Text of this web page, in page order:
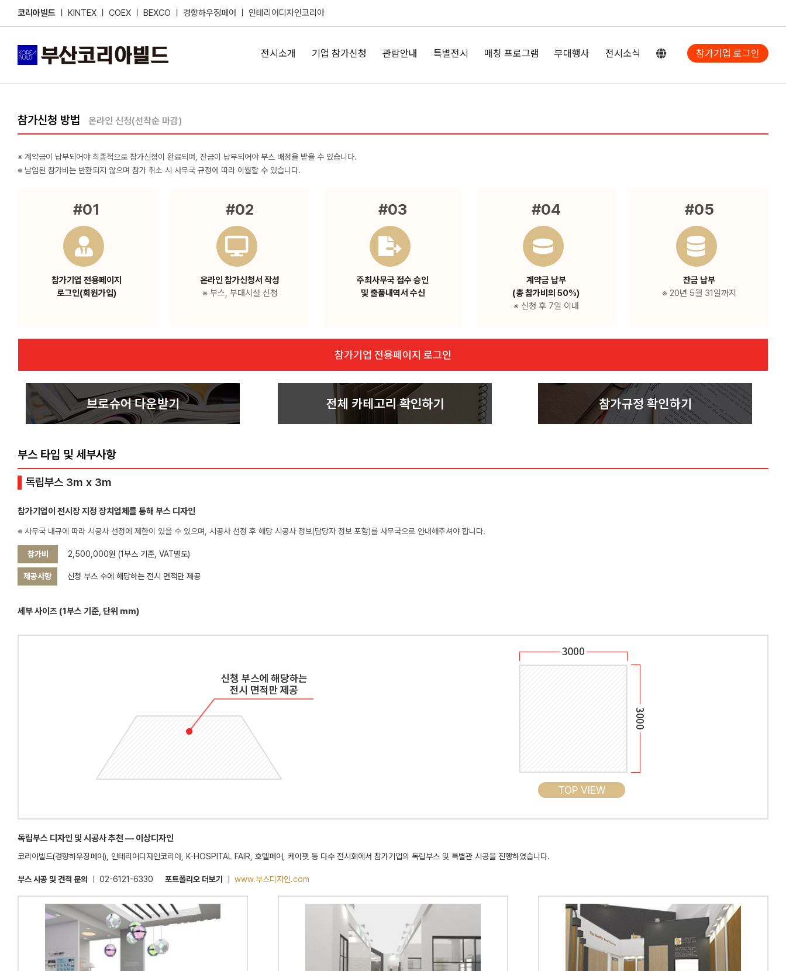
코리아빌드 ㅣ KINTEX ㅣ COEX ㅣ BEXCO ㅣ 경향하우징페어 ㅣ 인테리어디자인코리아
전시소개 기업 참가신청 관람안내 특별전시 매칭 프로그램 부대행사 전시소식 참가기업 로그인
참가신청 방법 온라인 신청(선착순 마감)
※ 계약금이 납부되어야 최종적으로 참가신청이 완료되며, 잔금이 납부되어야 부스 배정을 받을 수 있습니다.
※ 납입된 참가비는 반환되지 않으며 참가 취소 시 사무국 규정에 따라 이월할 수 있습니다.
#01
참가기업 전용페이지
로그인(회원가입)
#02
온라인 참가신청서 작성
※ 부스, 부대시설 신청
#03
주최사무국 접수 승인
및 출품내역서 수신
#04
계약금 납부
(총 참가비의 50%)
※ 신청 후 7일 이내
#05
잔금 납부
※ 20년 5월 31일까지
참가기업 전용페이지 로그인
부스 타입 및 세부사항
독립부스 3m x 3m
참가기업이 전시장 지정 장치업체를 통해 부스 디자인
※ 사무국 내규에 따라 시공사 선정에 제한이 있을 수 있으며, 시공사 선정 후 해당 시공사 정보(담당자 정보 포함)를 사무국으로 안내해주셔야 합니다.
참가비 2,500,000원 (1부스 기준, VAT별도)
제공사항 신청 부스 수에 해당하는 전시 면적만 제공
세부 사이즈 (1부스 기준, 단위 mm)
TOP VIEW
독립부스 디자인 및 시공사 추천 ― 이상디자인
코리아빌드(경향하우징페어), 인테리어디자인코리아, K-HOSPITAL FAIR, 호텔페어, 케이펫 등 다수 전시회에서 참가기업의 독립부스 및 특별관 시공을 진행하였습니다.
부스 시공 및 견적 문의 ㅣ 02-6121-6330 포트폴리오 더보기 www.부스디자인.com